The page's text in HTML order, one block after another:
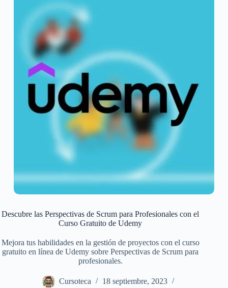
Descubre las Perspectivas de Scrum para Profesionales con el
Curso Gratuito de Udemy
Mejora tus habilidades en la gestión de proyectos con el curso
gratuito en línea de Udemy sobre Perspectivas de Scrum para
profesionales.
Cursoteca
18 septiembre, 2023